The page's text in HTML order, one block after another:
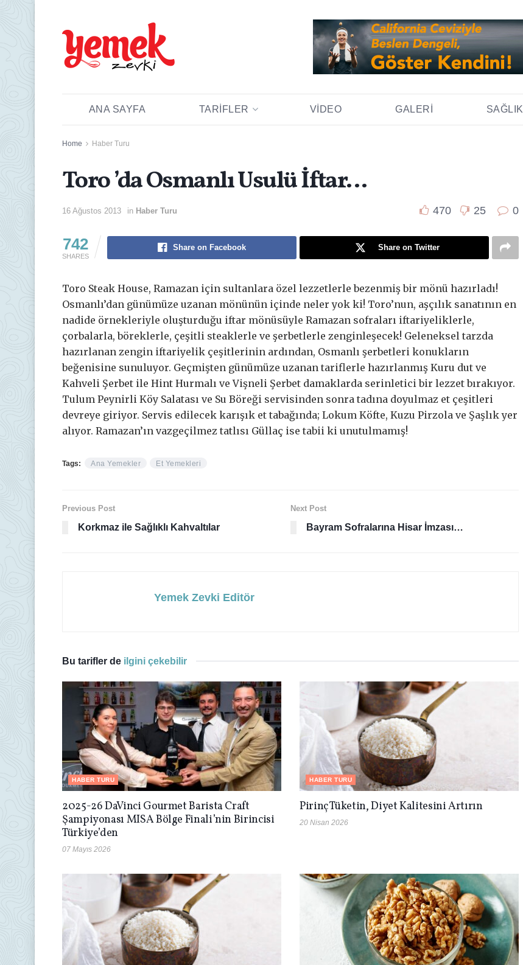
ANA SAYFA TARIFLER VIDEO GALERI SAĞLIK
Home Haber Turu
Toro ’da Osmanlı Usulü İftar…
16 Ağustos 2013 in Haber Turu 470 25 0
742
SHARES
Share on Facebook Share on Twitter
Toro Steak House, Ramazan için sultanlara özel lezzetlerle bezenmiş bir mönü hazırladı!
Osmanlı’dan günümüze uzanan mönünün içinde neler yok ki! Toro’nun, aşçılık sanatının en
nadide örnekleriyle oluşturduğu iftar mönüsüyle Ramazan sofraları iftariyeliklerle,
çorbalarla, böreklerle, çeşitli steaklerle ve şerbetlerle zenginleşecek! Geleneksel tarzda
hazırlanan zengin iftariyelik çeşitlerinin ardından, Osmanlı şerbetleri konukların
beğenisine sunuluyor. Geçmişten günümüze uzanan tariflerle hazırlanmış Kuru dut ve
Kahveli Şerbet ile Hint Hurmalı ve Vişneli Şerbet damaklarda serinletici bir lezzet bırakıyor.
Tulum Peynirli Köy Salatası ve Su Böreği servisinden sonra tadına doyulmaz et çeşitleri
devreye giriyor. Servis edilecek karışık et tabağında; Lokum Köfte, Kuzu Pirzola ve Şaşlık yer
alıyor. Ramazan’ın vazgeçilmez tatlısı Güllaç ise tabii ki unutulmamış!
Tags: Ana Yemekler Et Yemekleri
Previous Post
Korkmaz ile Sağlıklı Kahvaltılar
Next Post
Bayram Sofralarına Hisar İmzası…
Yemek Zevki Editör
Bu tarifler de ilgini çekebilir
HABER TURU
2025-26 DaVinci Gourmet Barista Craft
Şampiyonası MISA Bölge Finali’nin Birincisi
Türkiye’den
07 Mayıs 2026
HABER TURU
Pirinç Tüketin, Diyet Kalitesini Artırın
20 Nisan 2026